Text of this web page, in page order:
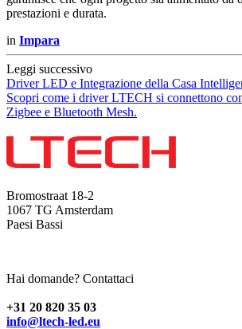
prestazioni e durata.
in Impara
Leggi successivo
Driver LED e Integrazione della Casa
Scopri come i driver LTECH si connettono
Zigbee e Bluetooth Mesh.
Bromostraat 18-2
1067 TG Amsterdam
Paesi Bassi
Hai domande? Contattaci
+31 20 820 35 03
info@ltech-led.eu